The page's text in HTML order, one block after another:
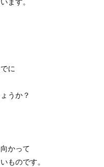
ます。
に
うか？
かって
ものです。